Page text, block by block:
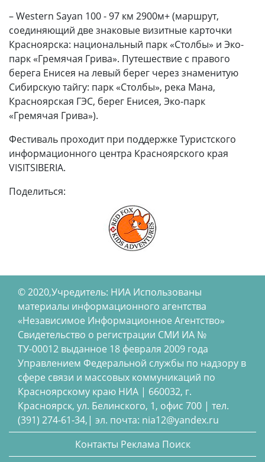
– Western Sayan 100 - 97 км 2900м+ (маршрут,
соединяющий две знаковые визитные карточки
Красноярска: национальный парк «Столбы» и Эко-
парк «Гремячая Грива». Путешествие с правого
берега Енисея на левый берег через знаменитую
Сибирскую тайгу: парк «Столбы», река Мана,
Красноярская ГЭС, берег Енисея, Эко-парк
«Гремячая Грива»).
Фестиваль проходит при поддержке Туристского
информационного центра Красноярского края
VISITSIBERIA.
Поделиться:
© 2020,Учредитель: НИА Использованы
материалы информационного агентства
«Независимое Информационное Агентство»
Свидетельство о регистрации СМИ ИА №
ТУ-00012 выданное 18 февраля 2009 года
Управлением Федеральной службы по надзору в
сфере связи и массовых коммуникаций по
Красноярскому краю НИА | 660032, г.
Красноярск, ул. Белинского, 1, офис 700 | тел.
(391) 274-61-34,| эл. почта: nia12@yandex.ru
Контакты Реклама Поиск